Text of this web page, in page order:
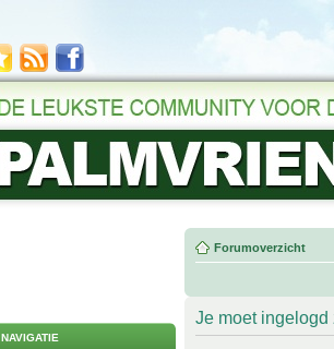
NAVIGATIE
Forumoverzicht
Je moet ingelogd